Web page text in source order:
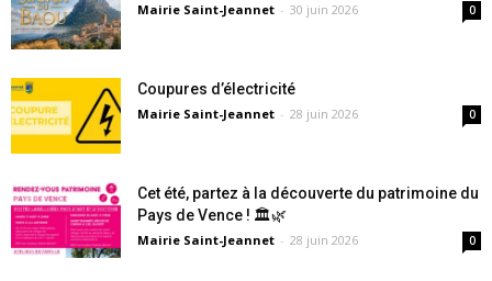
Mairie Saint-Jeannet - 30 juin 2026 0
Coupures d’électricité
Mairie Saint-Jeannet - 28 juin 2026 0
Cet été, partez à la découverte du patrimoine du
Pays de Vence ! 🏛️🌿
Mairie Saint-Jeannet - 28 juin 2026 0